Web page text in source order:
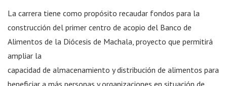
La carrera tiene como propósito recaudar fondos para la
construcción del primer centro de acopio del Banco de
Alimentos de la Diócesis de Machala, proyecto que permitirá
ampliar la
capacidad de almacenamiento y distribución de alimentos para
beneficiar a más personas y organizaciones en situación de